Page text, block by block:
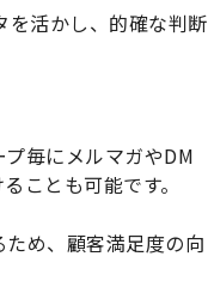
を活かし、的確な判断
毎にメルマガやDM
ことも可能です。
め、顧客満足度の向